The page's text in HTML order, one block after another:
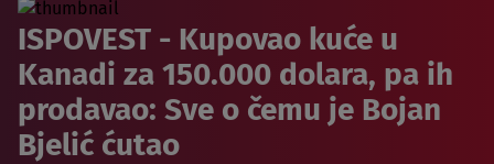
ISPOVEST - Kupovao kuće u
Kanadi za 150.000 dolara, pa ih
prodavao: Sve o čemu je Bojan
Bjelić ćutao